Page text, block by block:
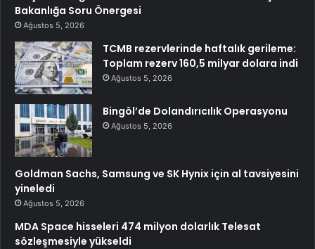
Bakanlığa Soru Önergesi
Ağustos 5, 2026
TCMB rezervlerinde haftalık gerileme:
Toplam rezerv 160,5 milyar dolara indi
Ağustos 5, 2026
Bingöl’de Dolandırıcılık Operasyonu
Ağustos 5, 2026
Goldman Sachs, Samsung ve SK Hynix için al tavsiyesini
yineledi
Ağustos 5, 2026
MDA Space hisseleri 474 milyon dolarlık Telesat
sözleşmesiyle yükseldi